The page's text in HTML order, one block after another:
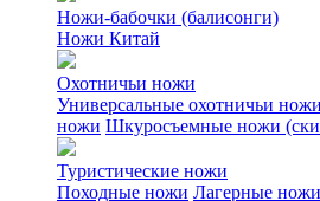
Ножи-бабочки (балисонги)
Ножи Китай
Охотничьи ножи
Универсальные охотничьи ножи
ножи Шкуросъемные ножи
Туристические ножи
Походные ножи Лагерные